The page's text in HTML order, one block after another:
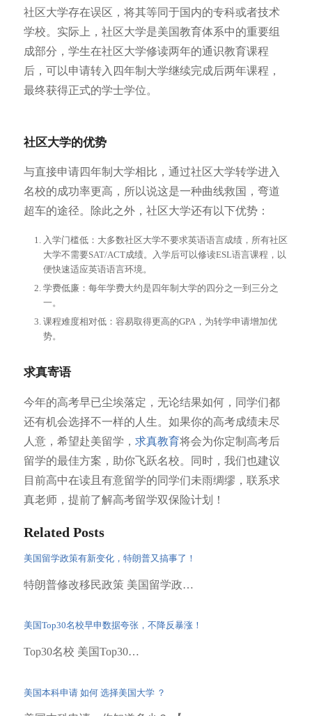
社区大学存在误区，将其等同于国内的专科或者技术
学校。实际上，社区大学是美国教育体系中的重要组
成部分，学生在社区大学修读两年的通识教育课程
后，可以申请转入四年制大学继续完成后两年课程，
最终获得正式的学士学位。
社区大学的优势
与直接申请四年制大学相比，通过社区大学转学进入
名校的成功率更高，所以说这是一种曲线救国，弯道
超车的途径。除此之外，社区大学还有以下优势：
入学门槛低：大多数社区大学不要求英语语言成绩，所有社区
大学不需要SAT/ACT成绩。入学后可以修读ESL语言课程，以
便快速适应英语语言环境。
学费低廉：每年学费大约是四年制大学的四分之一到三分之
一。
课程难度相对低：容易取得更高的GPA，为转学申请增加优
势。
求真寄语
今年的高考早已尘埃落定，无论结果如何，同学们都
还有机会选择不一样的人生。如果你的高考成绩未尽
人意，希望赴美留学， 求真教育将会为你定制高考后
留学的最佳方案，助你飞跃名校。同时，我们也建议
目前高中在读且有意留学的同学们未雨绸缪，联系求
真老师，提前了解高考留学双保险计划！
Related Posts
美国留学政策有新变化，特朗普又搞事了！
特朗普修改移民政策 美国留学政…
美国Top30名校早申数据夸张，不降反暴涨！
Top30名校 美国Top30…
美国本科申请 如何 选择美国大学 ？